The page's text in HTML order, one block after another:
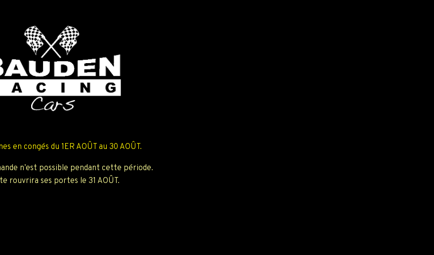
en congés du 1ER AOÛT au 30 AOÛT.
n’est possible pendant cette période.
rouvrira ses portes le 31 AOÛT.